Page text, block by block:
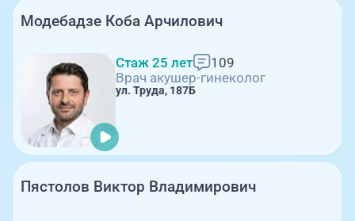
Модебадзе Коба Арчилович
Стаж 25 лет
109
Врач акушер-гинеколог
ул. Труда, 187Б
Пястолов Виктор Владимирович